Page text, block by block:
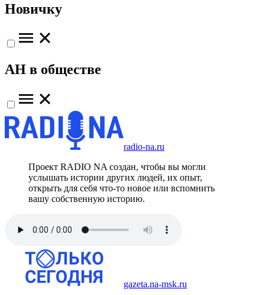
Новичку
АН в обществе
radio-na.ru
Проект RADIO NA создан, чтобы вы могли
услышать истории других людей, их опыт,
открыть для себя что-то новое или вспомнить
вашу собственную историю.
gazeta.na-msk.ru